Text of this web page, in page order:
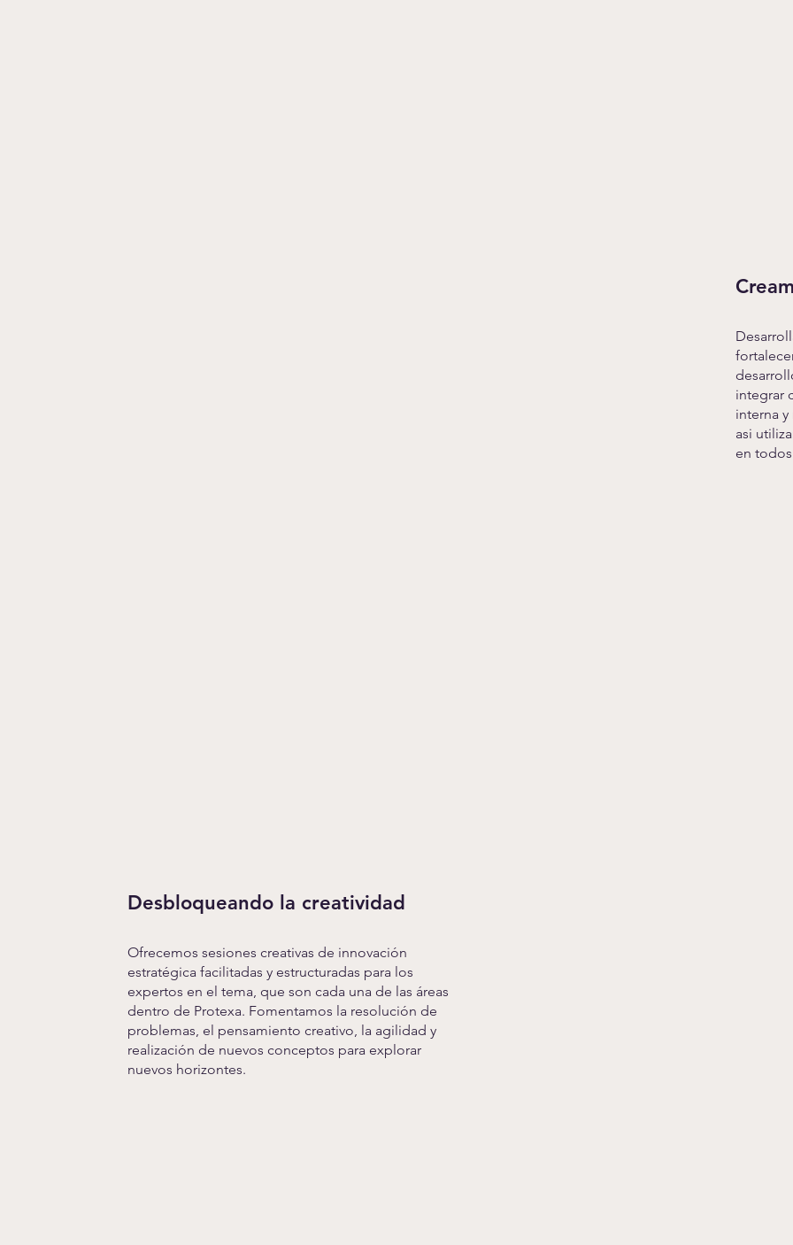
integrar
interna
asi
en
Desbloqueando la creatividad
Ofrecemos sesiones creativas de innovación
estratégica facilitadas y estructuradas para los
expertos en el tema, que son cada una de las áreas
dentro de Protexa. Fomentamos la resolución de
problemas, el pensamiento creativo, la agilidad y
realización de nuevos conceptos para explorar
nuevos horizontes.